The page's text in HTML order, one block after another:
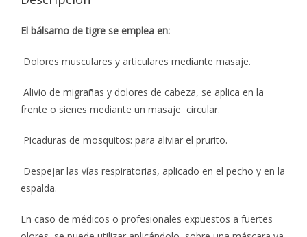
El bálsamo de tigre se emplea en:
Dolores musculares y articulares mediante masaje.
Alivio de migrañas y dolores de cabeza, se aplica en la
frente o sienes mediante un masaje circular.
Picaduras de mosquitos: para aliviar el prurito.
Despejar las vías respiratorias, aplicado en el pecho y en la
espalda.
En caso de médicos o profesionales expuestos a fuertes